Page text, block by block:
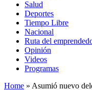
Salud
Deportes
Tiempo Libre
Nacional
Ruta del
Opinión
Videos
Programas
Home » Asumió nuevo